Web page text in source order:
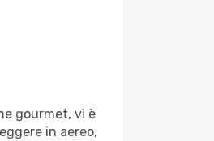
gourmet, vi è
in aereo,